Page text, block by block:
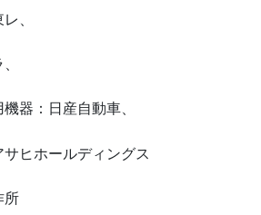
、
器：日産自動車、
サヒホールディングス
所